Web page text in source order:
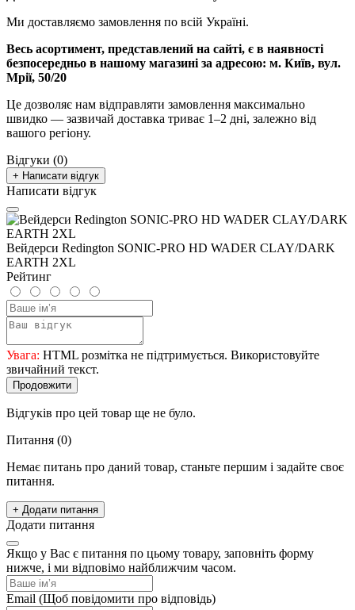
Ми доставляємо замовлення по всій Україні.
Весь асортимент, представлений на сайті, є в наявності
безпосередньо в нашому магазині за адресою: м. Київ, вул.
Мрії, 50/20
Це дозволяє нам відправляти замовлення максимально
швидко — зазвичай доставка триває 1–2 дні, залежно від
вашого регіону.
Відгуки (0)
+ Написати відгук
Написати відгук
Вейдерси Redington SONIC-PRO HD WADER CLAY/DARK
EARTH 2XL
Рейтинг
Увага: HTML розмітка не підтримується. Використовуйте
звичайний текст.
Продовжити
Відгуків про цей товар ще не було.
Питання (0)
Немає питань про даний товар, станьте першим і задайте своє
питання.
+ Додати питання
Додати питання
Якщо у Вас є питання по цьому товару, заповніть форму
нижче, і ми відповімо найближчим часом.
Email (Щоб повідомити про відповідь)